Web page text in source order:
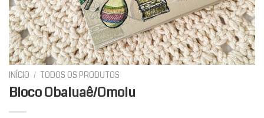
INÍCIO / TODOS OS PRODUTOS
Bloco Obaluaê/Omolu